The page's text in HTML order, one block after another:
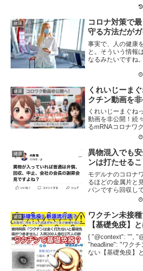
団訴訟を伝える
まで報道。予防接
薬害の被害者が存
の報道で危険な薬
健康
コロナ対策で
守る方法だが
事実で、人の健康
と。そういう情報
なるみたいですね
不幸にする記事は
は、引っ掛からな
健康
くれいじーま
クチン動画を非
くれいじーまぐね
動画を非公開！続
るmRNAコロナワ
疑惑の証拠も集ま
求められるフェー
ューバー「くれい
画を非公開へ。稲
健康
異物混入でも
ンは打たせる
モデルナのコロナ
るほどの金属片と
パンですら回収し
かも体内へ注入す
ロナワクチン。し
に「安全だ」。こ
チン打たれますよ
健康
ワクチン未接
【基礎免疫】
{ "@context": "",
"headline": "ワクチ
ない【基礎免疫】